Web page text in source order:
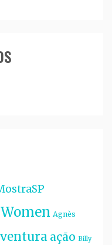
Agnès
ação Billy